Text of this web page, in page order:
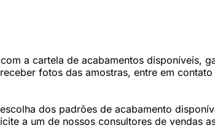
a cartela de acabamentos disponíveis,
fotos das amostras, entre em
dos padrões de acabamento
a um de nossos consultores de vendas